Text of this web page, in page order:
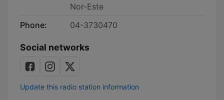
Nor-Este
Phone:
04-3730470
Social networks
Update this radio station information